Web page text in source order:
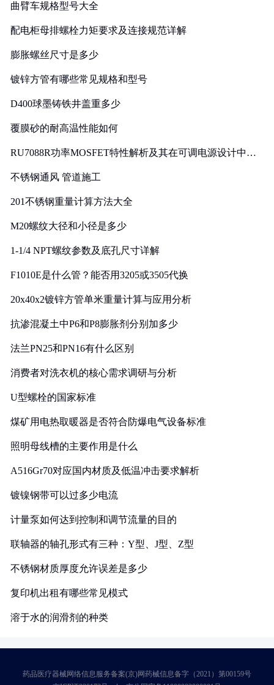
曲臂车规格型号大全
配电柜母排螺栓力矩要求及连接规范详解
膨胀螺丝尺寸是多少
镀锌方管有哪些常见规格和型号
D400球墨铸铁井盖重多少
覆膜砂的耐高温性能如何
RU7088R功率MOSFET特性解析及其在可调电源设计中的
不锈钢通风 管道施工
201不锈钢重量计算方法大全
M20螺纹大径和小径是多少
1-1/4 NPT螺纹参数及底孔尺寸详解
F1010E是什么管？能否用3205或3505代换
20x40x2镀锌方管单米重量计算与应用分析
抗渗混凝土中P6和P8膨胀剂分别加多少
法兰PN25和PN16有什么区别
消费者对洗衣机的核心需求调研与分析
U型螺栓的国家标准
煤矿用电热取暖器是否符合防爆电气设备标准
照明母线槽的主要作用是什么
A516Gr70对应国内材质及低温冲击要求解析
镀镍钢带可以过多少电流
计量泵如何达到控制和调节流量的目的
联轴器的轴孔形式有三种：Y型、J型、Z型
不锈钢材质厚度允许误差是多少
复印机出租有哪些常见模式
溶于水的润滑剂的种类
药品医疗器械网络信息服务备案(京)网药械信息备字（2021）第00159号